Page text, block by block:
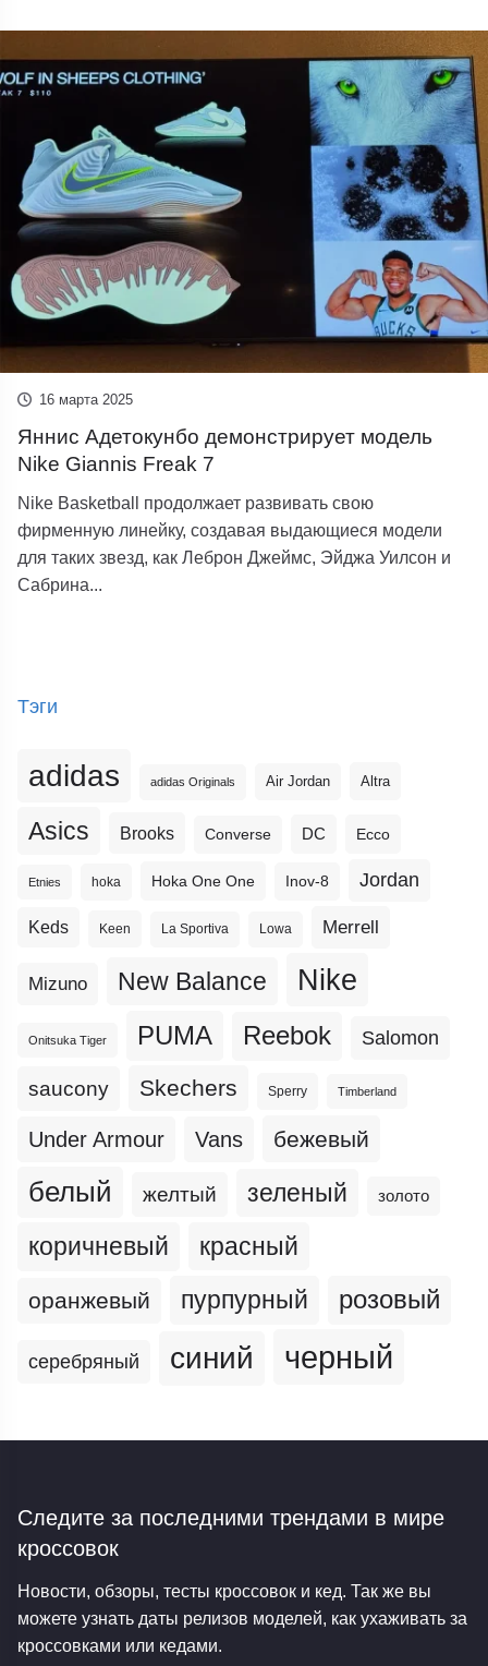
16 марта 2025
Яннис Адетокунбо демонстрирует модель
Nike Giannis Freak 7
Nike Basketball продолжает развивать свою
фирменную линейку, создавая выдающиеся модели
для таких звезд, как Леброн Джеймс, Эйджа Уилсон и
Сабрина...
Тэги
adidas adidas Originals Air Jordan Altra
Asics Brooks Converse DC Ecco
Etnies hoka Hoka One One Inov-8 Jordan
Keds Keen La Sportiva Lowa Merrell
Mizuno New Balance Nike
Onitsuka Tiger PUMA Reebok Salomon
saucony Skechers Sperry Timberland
Under Armour Vans бежевый
белый желтый зеленый золото
коричневый красный
оранжевый пурпурный розовый
серебряный синий черный
Следите за последними трендами в мире
кроссовок
Новости, обзоры, тесты кроссовок и кед. Так же вы
можете узнать даты релизов моделей, как ухаживать за
кроссовками или кедами.